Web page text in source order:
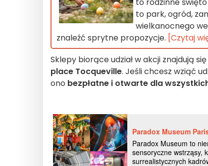
to park, ogród,
wielkanocnego
znaleźć sprytne propozycje. [Czytaj
Sklepy biorące udział w akcji znajdują się
place Tocqueville. Jeśli chcesz wziąć
ono bezpłatne i otwarte dla